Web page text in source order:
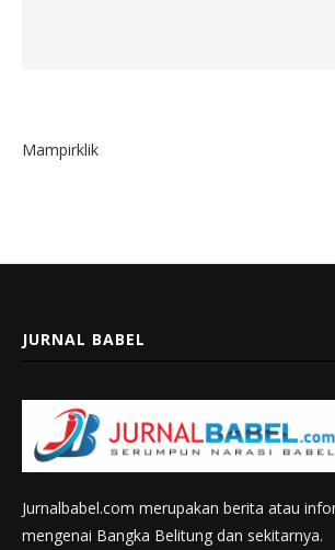
Mampirklik
JURNAL BABEL
Jurnalbabel.com merupakan berita atau
mengenai Bangka Belitung dan sekitarnya.